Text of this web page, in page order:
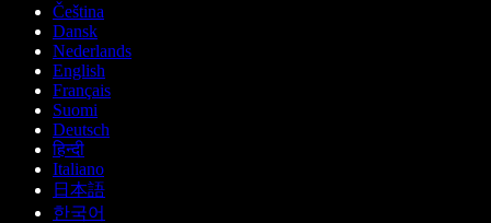
Čeština
Dansk
Nederlands
English
Français
Suomi
Deutsch
हिन्दी
Italiano
日本語
한국어